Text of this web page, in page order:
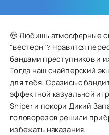
🤠 Любишь атмосферные
"вестерн"? Нравятся
бандами преступников и
Тогда наш снайперский
для тебя. Сразись с
эффектной казуальной
Sniper и покори Дикий
головорезов решили
избежать наказания.